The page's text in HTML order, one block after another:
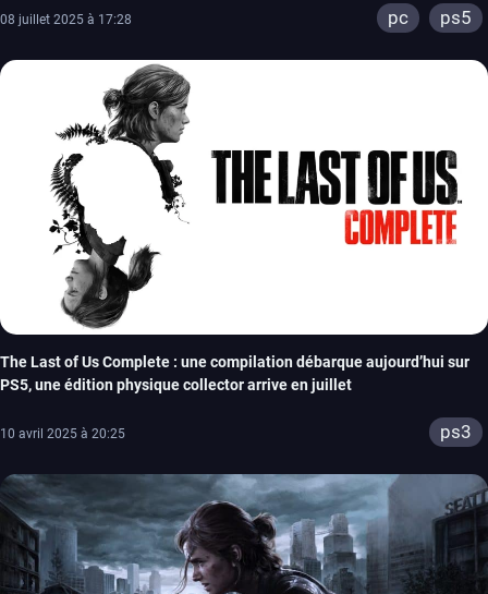
08 juillet 2025 à 17:28 pc ps5
The Last of Us Complete : une compilation débarque aujourd’hui sur
PS5, une édition physique collector arrive en juillet
10 avril 2025 à 20:25 ps3